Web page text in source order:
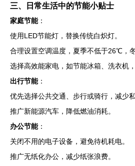
三、日常生活中的节能小贴士
家庭节能：
使用LED节能灯，替换传统白炽灯。
合理设置空调温度，夏季不低于26℃，
选择高效能家电，如节能冰箱、洗衣机
出行节能：
优先选择公共交通、步行或骑行，减少私
推广新能源汽车，降低燃油消耗。
办公节能：
关闭不用的电子设备，避免待机耗电。
推广无纸化办公，减少纸张浪费。